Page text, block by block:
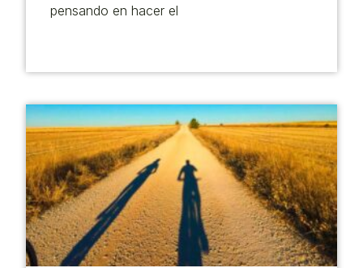
pensando en hacer el